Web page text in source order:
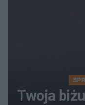
Twoja